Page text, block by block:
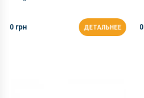
0 грн ДЕТАЛЬНЕЕ